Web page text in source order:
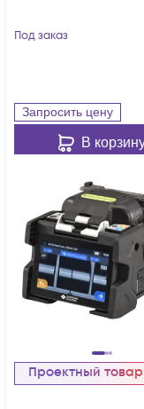
Под заказ
Запросить цену
В
Проектный товар